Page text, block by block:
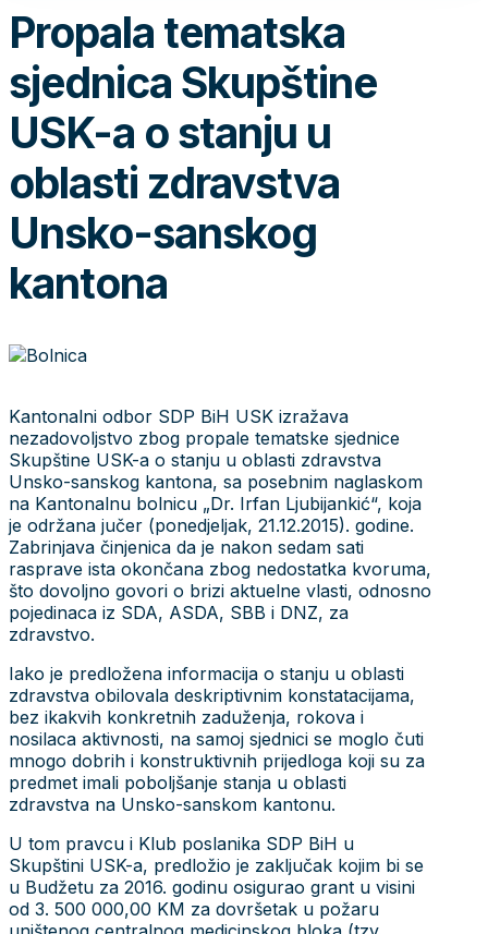
Propala tematska
sjednica Skupštine
USK-a o stanju u
oblasti zdravstva
Unsko-sanskog
kantona
Kantonalni odbor SDP BiH USK izražava
nezadovoljstvo zbog propale tematske sjednice
Skupštine USK-a o stanju u oblasti zdravstva
Unsko-sanskog kantona, sa posebnim naglaskom
na Kantonalnu bolnicu „Dr. Irfan Ljubijankić“, koja
je održana jučer (ponedjeljak, 21.12.2015). godine.
Zabrinjava činjenica da je nakon sedam sati
rasprave ista okončana zbog nedostatka kvoruma,
što dovoljno govori o brizi aktuelne vlasti, odnosno
pojedinaca iz SDA, ASDA, SBB i DNZ, za
zdravstvo.
Iako je predložena informacija o stanju u oblasti
zdravstva obilovala deskriptivnim konstatacijama,
bez ikakvih konkretnih zaduženja, rokova i
nosilaca aktivnosti, na samoj sjednici se moglo čuti
mnogo dobrih i konstruktivnih prijedloga koji su za
predmet imali poboljšanje stanja u oblasti
zdravstva na Unsko-sanskom kantonu.
U tom pravcu i Klub poslanika SDP BiH u
Skupštini USK-a, predložio je zaključak kojim bi se
u Budžetu za 2016. godinu osigurao grant u visini
od 3. 500 000,00 KM za dovršetak u požaru